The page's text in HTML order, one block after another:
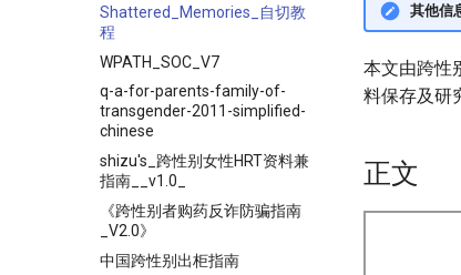
Shattered_Memories_自切教
程
WPATH_SOC_V7
q-a-for-parents-family-of-
transgender-2011-simplified-
chinese
shizu's_跨性别女性HRT资料兼
指南__v1.0_
《跨性别者购药反诈防骗指南
_V2.0》
中国跨性别出柜指南
其他信
本文由跨性
料保存及研
正文